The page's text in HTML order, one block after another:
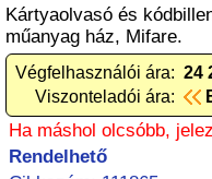
Kártyaolvasó és
műanyag ház, Mifare.
Végfelhasználói ára: 24
Viszonteladói ára:
Ha máshol olcsóbb,
Rendelhető